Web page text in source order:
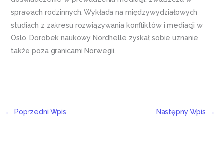
sprawach rodzinnych. Wykłada na międzywydziałowych
studiach z zakresu rozwiązywania konfliktów i mediacji w
Oslo. Dorobek naukowy Nordhelle zyskał sobie uznanie
także poza granicami Norwegii.
← Poprzedni Wpis Następny Wpis →